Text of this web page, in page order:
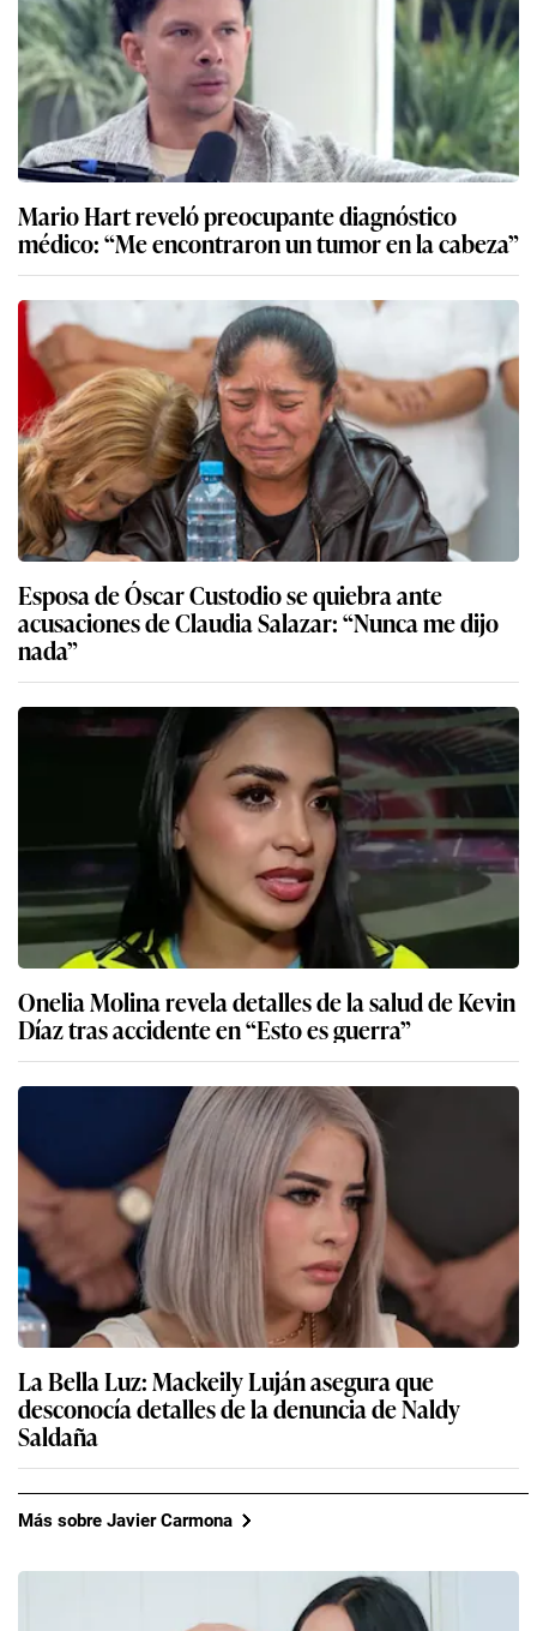
Mario Hart reveló preocupante diagnóstico
médico: “Me encontraron un tumor en la cabeza”
Esposa de Óscar Custodio se quiebra ante
acusaciones de Claudia Salazar: “Nunca me dijo
nada”
Onelia Molina revela detalles de la salud de Kevin
Díaz tras accidente en “Esto es guerra”
La Bella Luz: Mackeily Luján asegura que
desconocía detalles de la denuncia de Naldy
Saldaña
Más sobre Javier Carmona